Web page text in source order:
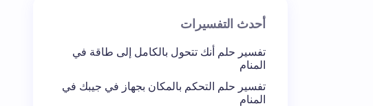
أحدث التفسيرات
تفسير حلم أنك تتحول بالكامل إلى طاقة في
المنام
تفسير حلم التحكم بالمكان بجهاز في جيبك في
المنام